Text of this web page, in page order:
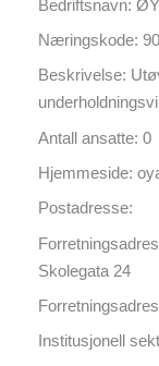
Bedriftsnavn:
Næringskode:
Beskrivelse:
Antall ansatte: 0
Hjemmeside:
Postadresse:
Skolegata 24
Institusjonell